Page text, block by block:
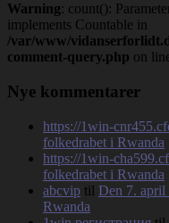
Warning: count():
implements Countable in
/var/www/
comment-query.php on
Nye kommentarer
https://1win-
folkedrabet i Rwanda
https://1win-
folkedrabet i Rwanda
abcvip til Den 7. april
Rwanda